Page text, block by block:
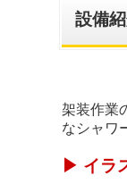
設備
架装作業
なシャワ
▶ イラ